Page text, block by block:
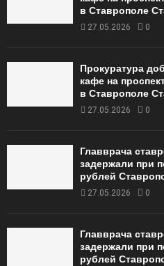
в Ставрополе
27.05.2026 0
Прокуратура
кафе на
в Ставрополе
27.05.2026 0
Главврача
задержали при
рублей
27.05.2026 0
Главврача
задержали при
рублей